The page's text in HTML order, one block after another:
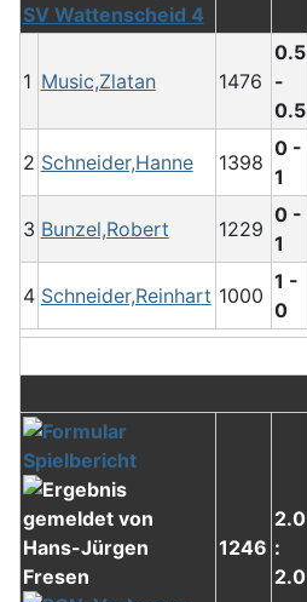
SV Wattenscheid 4
1 Music,Zlatan 1476
0.5
-
0.5
2 Schneider,Hanne 1398
0 -
1
3 Bunzel,Robert 1229
0 -
1
4 Schneider,Reinhart 1000
1 -
0
1246
2.0
:
2.0